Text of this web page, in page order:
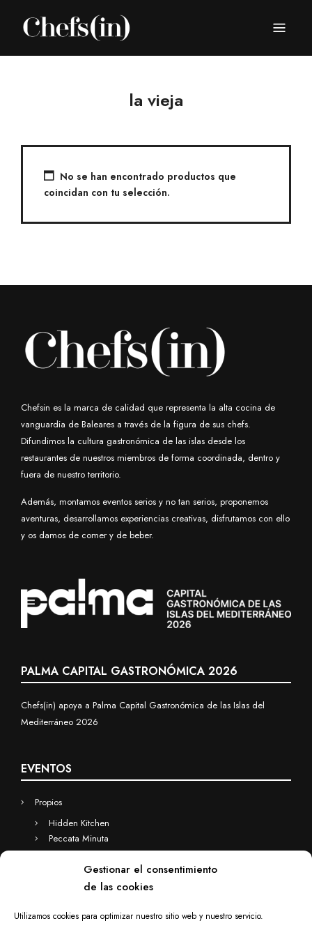
Gestionar el consentimiento
de las cookies
Utilizamos cookies para optimizar nuestro sitio web y nuestro servicio.
CHEFS(IN)
la vieja
No se han encontrado productos que
coincidan con tu selección.
Chefsin es la marca de calidad que representa la alta cocina de
vanguardia de Baleares a través de la figura de sus chefs.
Difundimos la cultura gastronómica de las islas desde los
restaurantes de nuestros miembros de forma coordinada, dentro y
fuera de nuestro territorio.
Además, montamos eventos serios y no tan serios, proponemos
aventuras, desarrollamos experiencias creativas, disfrutamos con ello
y os damos de comer y de beber.
PALMA CAPITAL GASTRONÓMICA 2026
Chefs(in) apoya a Palma Capital Gastronómica de las Islas del
Mediterráneo 2026
EVENTOS
Propios
Hidden Kitchen
Peccata Minuta
Eventos a medida
Hidden Kitchen Business